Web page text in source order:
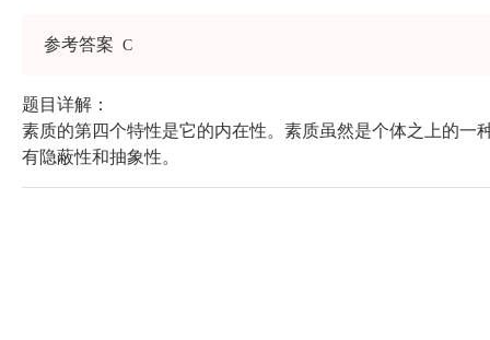
参考答案 C
题目详解：
素质的第四个特性是它的内在性。素质虽然是个体之上的一
有隐蔽性和抽象性。